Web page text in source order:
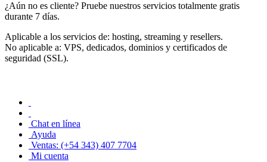
¿Aún no es cliente? Pruebe nuestros servicios totalmente gratis
durante 7 días.
Aplicable a los servicios de: hosting, streaming y resellers.
No aplicable a: VPS, dedicados, dominios y certificados de
seguridad (SSL).
Chat en línea
Ayuda
Ventas: (+54 343) 407 7704
Mi cuenta